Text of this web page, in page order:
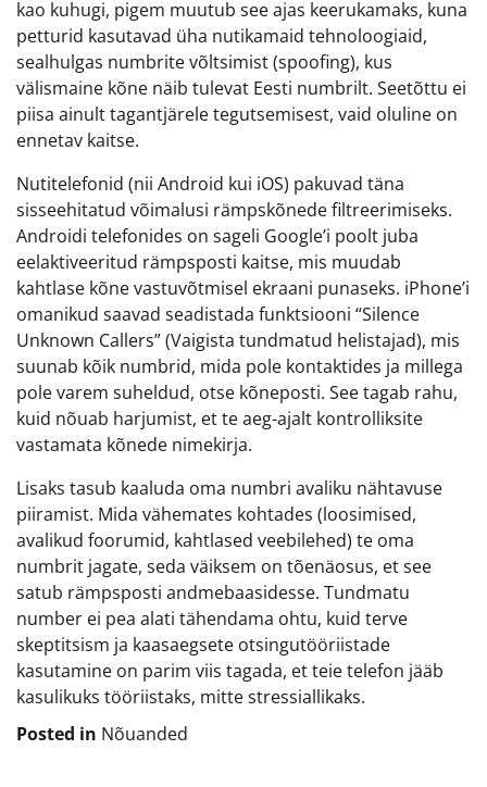
kao kuhugi, pigem muutub see ajas keerukamaks, kuna
petturid kasutavad üha nutikamaid tehnoloogiaid,
sealhulgas numbrite võltsimist (spoofing), kus
välismaine kõne näib tulevat Eesti numbrilt. Seetõttu ei
piisa ainult tagantjärele tegutsemisest, vaid oluline on
ennetav kaitse.
Nutitelefonid (nii Android kui iOS) pakuvad täna
sisseehitatud võimalusi rämpskõnede filtreerimiseks.
Androidi telefonides on sageli Google’i poolt juba
eelaktiveeritud rämpsposti kaitse, mis muudab
kahtlase kõne vastuvõtmisel ekraani punaseks. iPhone’i
omanikud saavad seadistada funktsiooni “Silence
Unknown Callers” (Vaigista tundmatud helistajad), mis
suunab kõik numbrid, mida pole kontaktides ja millega
pole varem suheldud, otse kõneposti. See tagab rahu,
kuid nõuab harjumist, et te aeg-ajalt kontrolliksite
vastamata kõnede nimekirja.
Lisaks tasub kaaluda oma numbri avaliku nähtavuse
piiramist. Mida vähemates kohtades (loosimised,
avalikud foorumid, kahtlased veebilehed) te oma
numbrit jagate, seda väiksem on tõenäosus, et see
satub rämpsposti andmebaasidesse. Tundmatu
number ei pea alati tähendama ohtu, kuid terve
skeptitsism ja kaasaegsete otsingutööriistade
kasutamine on parim viis tagada, et teie telefon jääb
kasulikuks tööriistaks, mitte stressiallikaks.
Posted in Nõuanded